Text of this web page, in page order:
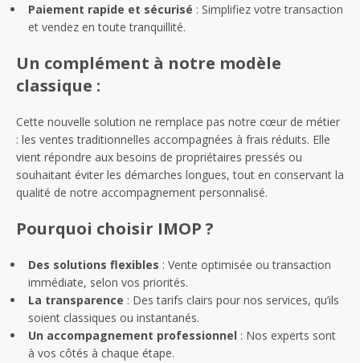
Paiement rapide et sécurisé : Simplifiez votre transaction
et vendez en toute tranquillité.
Un complément à notre modèle
classique :
Cette nouvelle solution ne remplace pas notre cœur de métier
: les ventes traditionnelles accompagnées à frais réduits. Elle
vient répondre aux besoins de propriétaires pressés ou
souhaitant éviter les démarches longues, tout en conservant la
qualité de notre accompagnement personnalisé.
Pourquoi choisir IMOP ?
Des solutions flexibles : Vente optimisée ou transaction
immédiate, selon vos priorités.
La transparence : Des tarifs clairs pour nos services, qu’ils
soient classiques ou instantanés.
Un accompagnement professionnel : Nos experts sont
à vos côtés à chaque étape.